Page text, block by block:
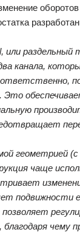
раздельный
канала,
Это
геометрией
чаще
подвижности
чему